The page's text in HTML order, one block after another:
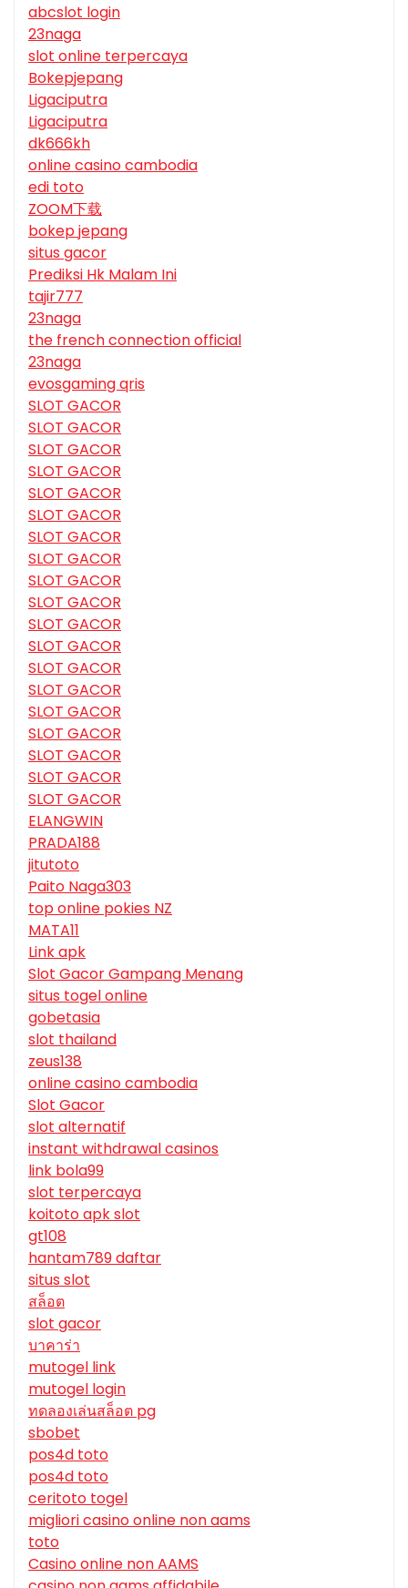
abcslot login
23naga
slot online terpercaya
Bokepjepang
Ligaciputra
Ligaciputra
dk666kh
online casino cambodia
edi toto
ZOOM下载
bokep jepang
situs gacor
Prediksi Hk Malam Ini
tajir777
23naga
the french connection official
23naga
evosgaming qris
SLOT GACOR
SLOT GACOR
SLOT GACOR
SLOT GACOR
SLOT GACOR
SLOT GACOR
SLOT GACOR
SLOT GACOR
SLOT GACOR
SLOT GACOR
SLOT GACOR
SLOT GACOR
SLOT GACOR
SLOT GACOR
SLOT GACOR
SLOT GACOR
SLOT GACOR
SLOT GACOR
SLOT GACOR
ELANGWIN
PRADA188
jitutoto
Paito Naga303
top online pokies NZ
MATA11
Link apk
Slot Gacor Gampang Menang
situs togel online
gobetasia
slot thailand
zeus138
online casino cambodia
Slot Gacor
slot alternatif
instant withdrawal casinos
link bola99
slot terpercaya
koitoto apk slot
gt108
hantam789 daftar
situs slot
สล็อต
slot gacor
บาคาร่า
mutogel link
mutogel login
ทดลองเล่นสล็อต pg
sbobet
pos4d toto
pos4d toto
ceritoto togel
migliori casino online non aams
toto
Casino online non AAMS